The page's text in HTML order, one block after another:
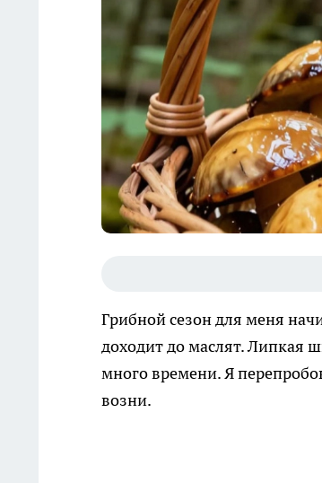
Грибной сезон для меня
доходит до маслят. Липкая
много времени. Я
возни.